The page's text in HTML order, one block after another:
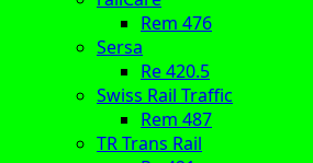
Rem 476
Sersa
Re 420.5
Swiss Rail Traffic
Rem 487
TR Trans Rail